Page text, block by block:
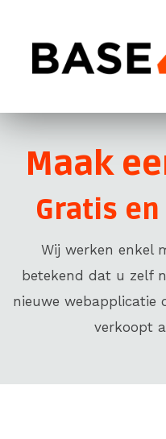
content
Maak
Gratis
Wij werken enkel
betekend dat u zelf
nieuwe webapplicatie
verkoopt